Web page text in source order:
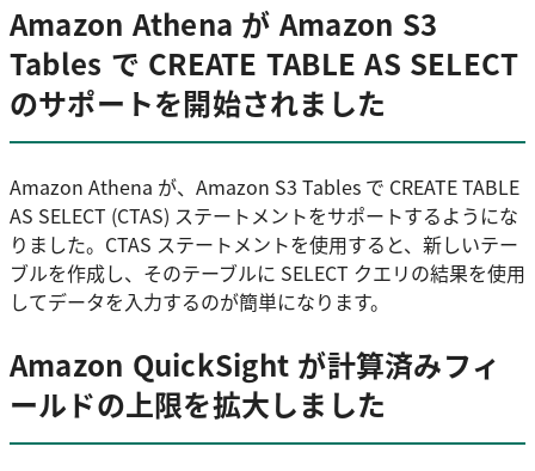
Amazon Athena が Amazon S3
Tables で CREATE TABLE AS SELECT
のサポートを開始されました
Amazon Athena が、Amazon S3 Tables で CREATE TABLE
AS SELECT (CTAS) ステートメントをサポートするようにな
りました。CTAS ステートメントを使用すると、新しいテー
ブルを作成し、そのテーブルに SELECT クエリの結果を使用
してデータを入力するのが簡単になります。
Amazon QuickSight が計算済みフィ
ールドの上限を拡大しました